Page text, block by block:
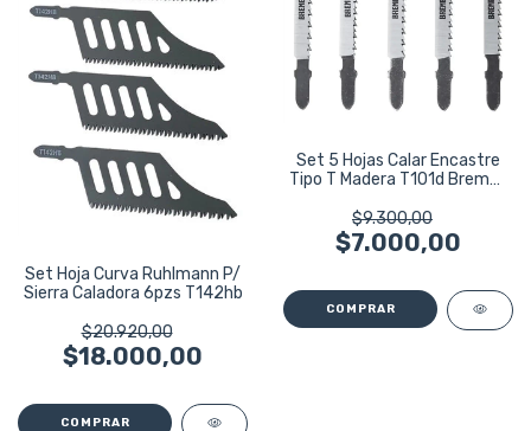
Set Hoja Curva Ruhlmann P/
Sierra Caladora 6pzs T142hb
$20.920,00
$18.000,00
Set 5 Hojas Calar Encastre
Tipo T Madera T101d Bremen
$9.300,00
$7.000,00